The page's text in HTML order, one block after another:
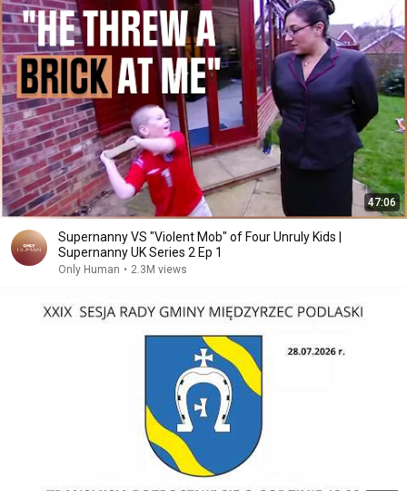
47:06
Supernanny VS "Violent Mob" of Four Unruly Kids |
Supernanny UK Series 2 Ep 1
Only Human • 2.3M views